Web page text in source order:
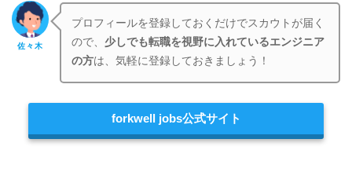
佐々木
プロフィールを登録しておくだけでスカウトが届く
ので、 少しでも転職を視野に入れているエンジニア
の方は、気軽に登録しておきましょう！
forkwell jobs公式サイト